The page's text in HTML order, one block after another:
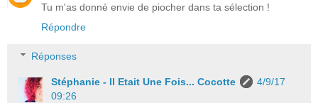
Tu m'as donné envie de piocher dans ta sélection !
Répondre
Réponses
Stéphanie - Il Etait Une Fois... Cocotte
4/9/17
09:26